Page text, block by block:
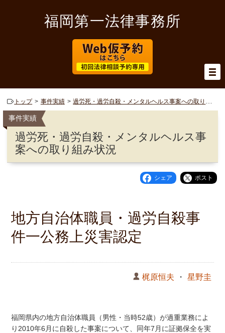
福岡第一法律事務所
トップ 事件実績 過労死・過労自殺・メンタルヘルス事案への取り組み状況
事件実績
過労死・過労自殺・メンタルヘルス事
案への取り組み状況
シェア ポスト
地方自治体職員・過労自殺事
件一公務上災害認定
梶原恒夫 ・ 星野圭
福岡県内の地方自治体職員（男性・当時52歳）が過重業務によ
り2010年6月に自殺した事案について、同年7月に証拠保全を実